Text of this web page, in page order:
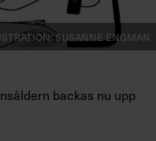
Susanne Engman
backas nu upp